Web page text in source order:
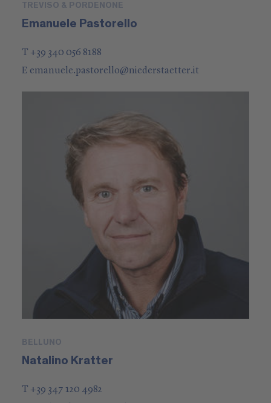
TREVISO & PORDENONE
Emanuele Pastorello
T +39 340 056 8188
E emanuele.pastorello@niederstaetter.it
BELLUNO
Natalino Kratter
T +39 347 120 4982